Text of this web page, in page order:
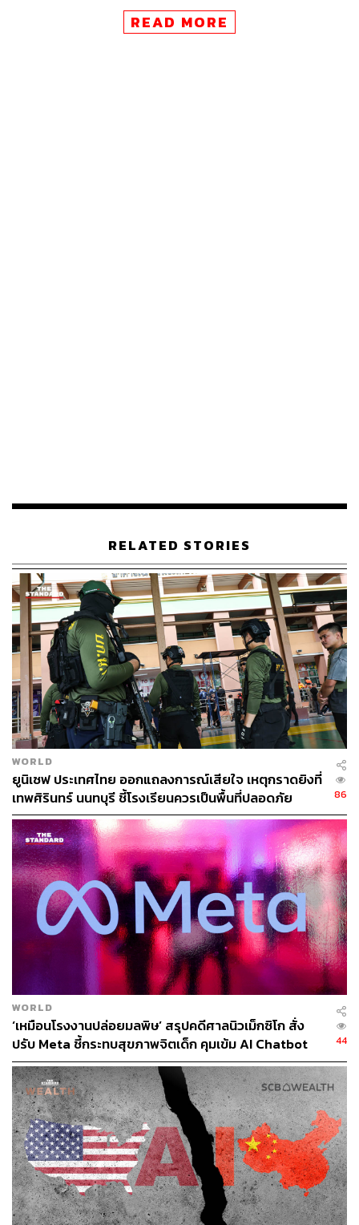
แน่ใจว่าเทคโนโลยีดิจิทัลจะให้ประโยชน์กับนักเรียนทุกคน
โดยเฉพาะในพื้นที่ที่ขาดโอกาส ความร่วมมือดังกล่าวเป็นสิ่ง
สำคัญที่จะทำให้มั่นใจได้ว่า AI จะเป็นเครื่องมือสำหรับการ
นับรวมทุกกลุ่มคน ไม่ใช่การกีดกันแบ่งแยก
AI มีศักยภาพที่จะลดช่องว่างทางการศึกษาด้วยการปรับการ
เรียนรู้ให้เข้ากับนักเรียนแต่ละคน ยกระดับประสิทธิภาพการ
สอน และเพิ่มโอกาสในการเข้าถึงการศึกษาที่มีคุณภาพ
อย่างไรก็ตาม เราจะต้องหาสมดุลระหว่างศักยภาพดังกล่าว
และความเสี่ยงต่างๆ
รวมถึงความเสี่ยงว่าความเหลื่อมล้ำทางดิจิทัลจะขยายวง
กว้างขึ้น แม้ว่ากว่า 97% ของโรงเรียนในประเทศไทยจะเข้า
ถึงอินเทอร์เน็ตได้ แต่ยังมีความเหลื่อมล้ำสูงเมื่อเปรียบเทียบ
การเข้าถึงคอมพิวเตอร์ระหว่างโรงเรียนในเมืองและ
โรงเรียนในชนบท นอกจากนี้ มีเพียง 16% ของครัวเรือนที่มี
คอมพิวเตอร์ใช้ที่บ้าน อีกทั้งนักเรียนจำนวนมากยังขาดทักษะ
การใช้คอมพิวเตอร์ที่ใช้ประโยชน์ได้จริง และมากกว่าครึ่ง
หนึ่งของวัยรุ่นอายุ 16-19 ปี ไม่ใช้คอมพิวเตอร์เพื่อช่วยใน
การทำงานนำเสนอ ความเหลื่อมล้ำเหล่านี้อาจทำให้
เทคโนโลยีกลายเป็นอุปสรรค แทนที่จะเป็นตัวช่วยในการ
เรียนรู้
ครูมีบทบาทสำคัญต่อการเปลี่ยนแปลงทางดิจิทัล ธนวรรธน์
สุวรรณปาล ครูผู้สอนวิชาประวัติศาสตร์จากกรุงเทพฯ อธิบาย
ว่า คุณภาพผลงานของนักเรียนมักจะบ่งบอกว่านักเรียนคน
นั้นมีคอมพิวเตอร์ใช้ที่บ้านหรือไม่ และนักเรียนหลายคนขาด
ทักษะพื้นฐานในการใช้ AI หรือเครื่องมือค้นหาข้อมูลอย่างมี
ประสิทธิภาพ
ธนวรรธน์กล่าวว่า “นักเรียนส่วนใหญ่ที่ใช้ ChatGPT ในการ
ทำการบ้าน จะไม่เข้าใจคำตอบที่ได้มา” หลายคนไม่สามารถ
ใช้เครื่องมือค้นหาข้อมูลได้อย่างมีประสิทธิภาพ โดยจะคัด
ลอกผลลัพธ์แรกที่พบ ธนวรรธน์เสริมว่า “ถ้านักเรียนไม่
สามารถเลือกคีย์เวิร์ดสำหรับ Google ได้ แล้วจะเขียนพรอมต์
ที่ชัดเจนหรือตรวจสอบความถูกต้องของคำตอบจาก
READ MORE
RELATED STORIES
WORLD
ยูนิเซฟ ประเทศไทย ออกแถลงการณ์เสียใจ เหตุกราดยิงที่
เทพศิรินทร์ นนทบุรี ชี้โรงเรียนควรเป็นพื้นที่ปลอดภัย
86
WORLD
‘เหมือนโรงงานปล่อยมลพิษ’ สรุปคดีศาลนิวเม็กซิโก สั่ง
ปรับ Meta ชี้กระทบสุขภาพจิตเด็ก คุมเข้ม AI Chatbot
44